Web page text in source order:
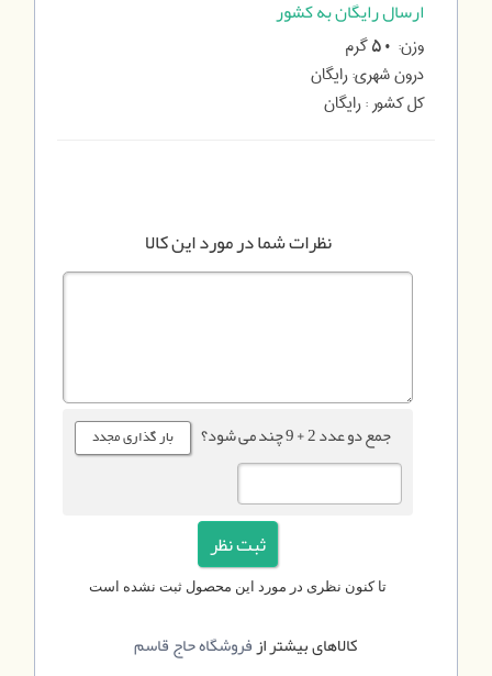
ارسال رایگان به کشور
وزن:
گرم
درون شهری:رایگان
کل کشور :رایگان
نظرات شما در مورد این کالا
جمع دو عدد 2 + 9 چند می شود؟
تا کنون نظری در مورد این محصول ثبت نشده است
کالاهای بیشتر ازفروشگاه حاج قاسم